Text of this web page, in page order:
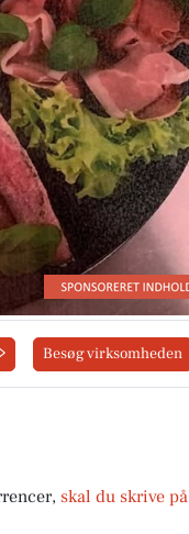
Besøg virksomheden
skal du skrive på